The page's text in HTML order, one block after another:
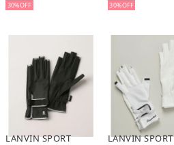
30% 30%
LANVIN SPORT LANVIN SPORT